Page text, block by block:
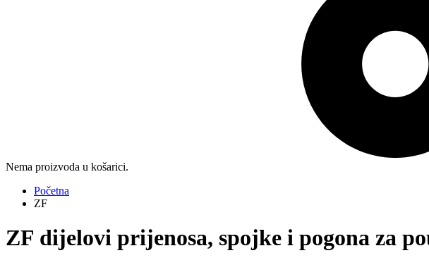
Nema proizvoda u košarici.
Početna
ZF
ZF dijelovi prijenosa, spojke i pogona za